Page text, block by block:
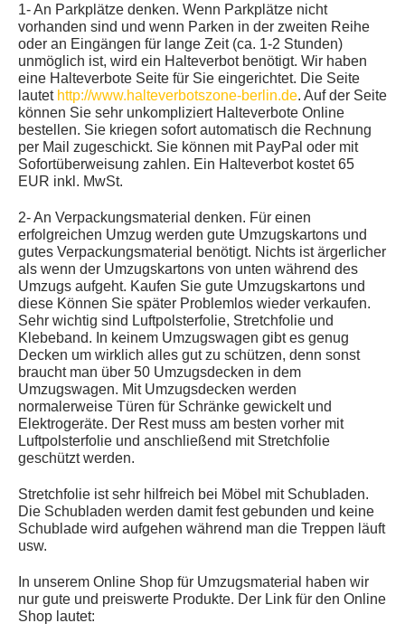
1- An Parkplätze denken. Wenn Parkplätze nicht
vorhanden sind und wenn Parken in der zweiten Reihe
oder an Eingängen für lange Zeit (ca. 1-2 Stunden)
unmöglich ist, wird ein Halteverbot benötigt. Wir haben
eine Halteverbote Seite für Sie eingerichtet. Die Seite
lautet http://www.halteverbotszone-berlin.de. Auf der Seite
können Sie sehr unkompliziert Halteverbote Online
bestellen. Sie kriegen sofort automatisch die Rechnung
per Mail zugeschickt. Sie können mit PayPal oder mit
Sofortüberweisung zahlen. Ein Halteverbot kostet 65
EUR inkl. MwSt.
2- An Verpackungsmaterial denken. Für einen
erfolgreichen Umzug werden gute Umzugskartons und
gutes Verpackungsmaterial benötigt. Nichts ist ärgerlicher
als wenn der Umzugskartons von unten während des
Umzugs aufgeht. Kaufen Sie gute Umzugskartons und
diese Können Sie später Problemlos wieder verkaufen.
Sehr wichtig sind Luftpolsterfolie, Stretchfolie und
Klebeband. In keinem Umzugswagen gibt es genug
Decken um wirklich alles gut zu schützen, denn sonst
braucht man über 50 Umzugsdecken in dem
Umzugswagen. Mit Umzugsdecken werden
normalerweise Türen für Schränke gewickelt und
Elektrogeräte. Der Rest muss am besten vorher mit
Luftpolsterfolie und anschließend mit Stretchfolie
geschützt werden.
Stretchfolie ist sehr hilfreich bei Möbel mit Schubladen.
Die Schubladen werden damit fest gebunden und keine
Schublade wird aufgehen während man die Treppen läuft
usw.
In unserem Online Shop für Umzugsmaterial haben wir
nur gute und preiswerte Produkte. Der Link für den Online
Shop lautet: